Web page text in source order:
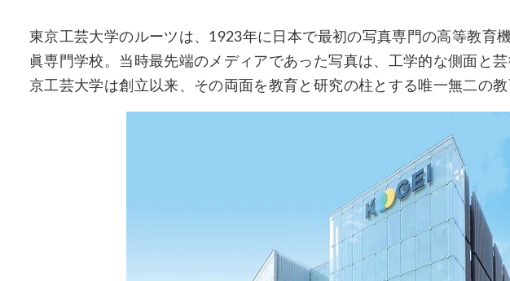
東京工芸大学のルーツは、1923年に日本で最初の写真専門の高等教育
眞専門学校。当時最先端のメディアであった写真は、工学的な側面と
京工芸大学は創立以来、その両面を教育と研究の柱とする唯一無二の教